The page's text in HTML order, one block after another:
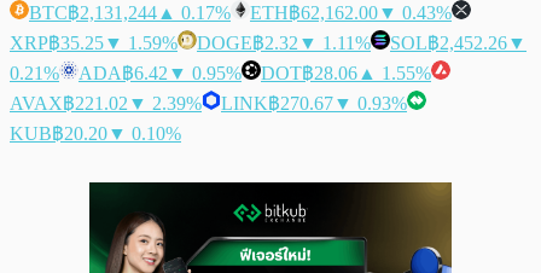
BTC฿2,131,244 ▲ 0.17% ETH฿62,162.00▼ 0.43%
XRP฿35.25▼ 1.59% DOGE฿2.32 ▼ 1.11% SOL฿2,452.26▼
0.21%
ADA฿6.42 ▼ 0.95% DOT฿28.06 ▲ 1.55%
AVAX฿221.02 ▼ 2.39% LINK฿270.67▼ 0.93%
KUB฿20.20▼ 0.10%